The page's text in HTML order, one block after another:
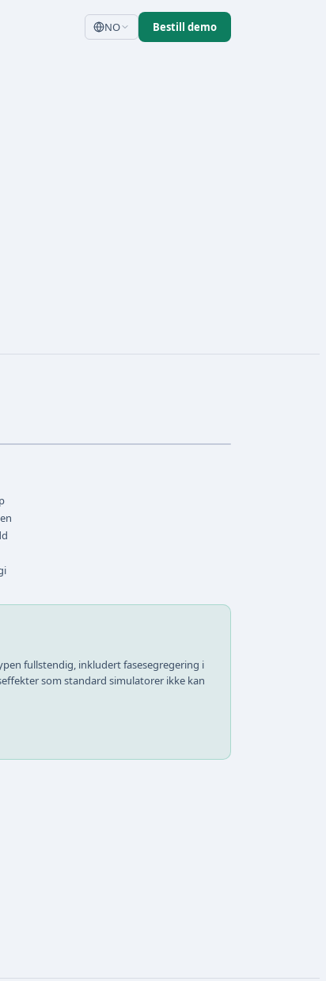
NO Bestill demo
fullstendig, inkludert fasesegregering i
som standard simulatorer ikke kan